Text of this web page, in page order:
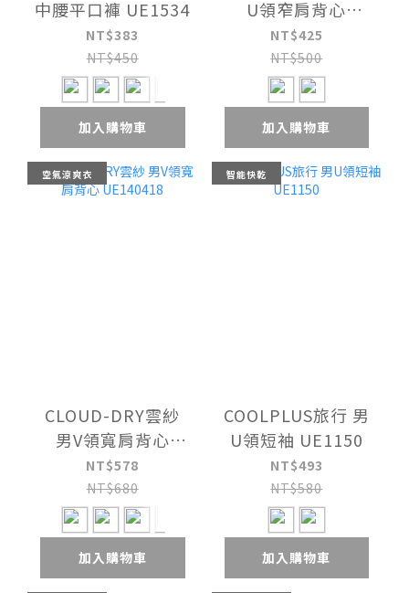
中腰平口褲 UE1534
NT$383
NT$450
加入購物車
U領窄肩背心
UE1239
NT$425
NT$500
加入購物車
空氣涼爽衣
CLOUD-DRY雲紗
男V領寬肩背心
UE140418
NT$578
NT$680
加入購物車
智能快乾
COOLPLUS旅行 男
U領短袖 UE1150
NT$493
NT$580
加入購物車